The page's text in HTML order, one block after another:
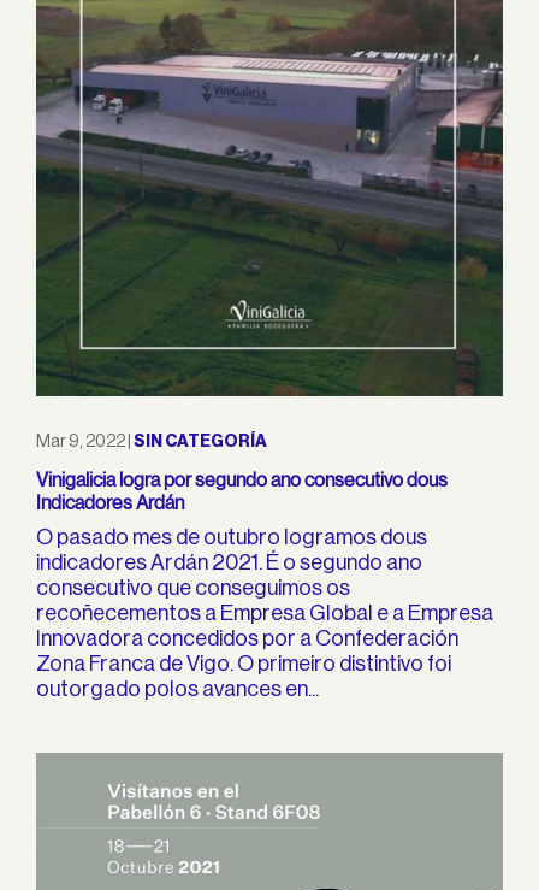
Mar 9, 2022 SIN CATEGORÍA
Vinigalicia logra por segundo ano consecutivo dous
Indicadores Ardán
O pasado mes de outubro logramos dous
indicadores Ardán 2021. É o segundo ano
consecutivo que conseguimos os
recoñecementos a Empresa Global e a Empresa
Innovadora concedidos por a Confederación
Zona Franca de Vigo. O primeiro distintivo foi
outorgado polos avances en...